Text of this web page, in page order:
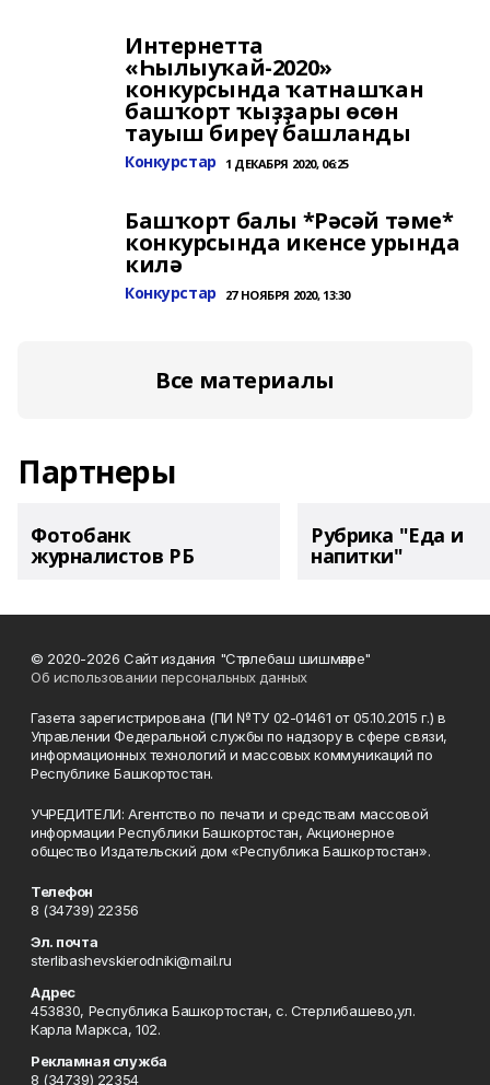
Интернетта
«Һылыуҡай-2020»
конкурсында ҡатнашҡан
башҡорт ҡыҙҙары өсөн
тауыш биреү башланды
Конкурстар 1 ДЕКАБРЯ 2020, 06:25
Башҡорт балы *Рәсәй тәме*
конкурсында икенсе урында
килә
Конкурстар 27 НОЯБРЯ 2020, 13:30
Все материалы
Партнеры
Фотобанк
журналистов РБ
Рубрика "Еда и
напитки"
© 2020-2026 Сайт издания "Стәрлебаш шишмәләре"
Об использовании персональных данных
Газета зарегистрирована (ПИ №ТУ 02-01461 от 05.10.2015 г.) в
Управлении Федеральной службы по надзору в сфере связи,
информационных технологий и массовых коммуникаций по
Республике Башкортостан.
УЧРЕДИТЕЛИ: Агентство по печати и средствам массовой
информации Республики Башкортостан, Акционерное
общество Издательский дом «Республика Башкортостан».
Телефон
8 (34739) 22356
Эл. почта
sterlibashevskierodniki@mail.ru
Адрес
453830, Республика Башкортостан, c. Стерлибашево,ул.
Карла Маркса, 102.
Рекламная служба
8 (34739) 22354